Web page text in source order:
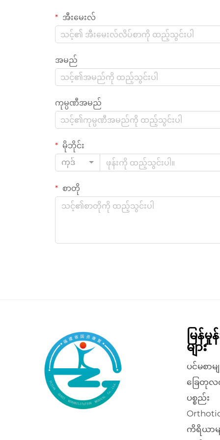
အီးမေးလ်
အမည်
ကုမ္ပဏီအမည်
မိုဘိုင်း
ကုဒ်
စာတို
မြန်
များ
ပင်မစာမ
ခြေတု
ပစ္စည်း
ကိရိယာမ